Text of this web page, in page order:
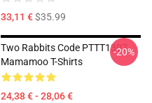
33,11 €$35.99
Two Rabbits Code PTTT1307
Mamamoo T-Shirts
24,38 € - 28,06 €
-20%